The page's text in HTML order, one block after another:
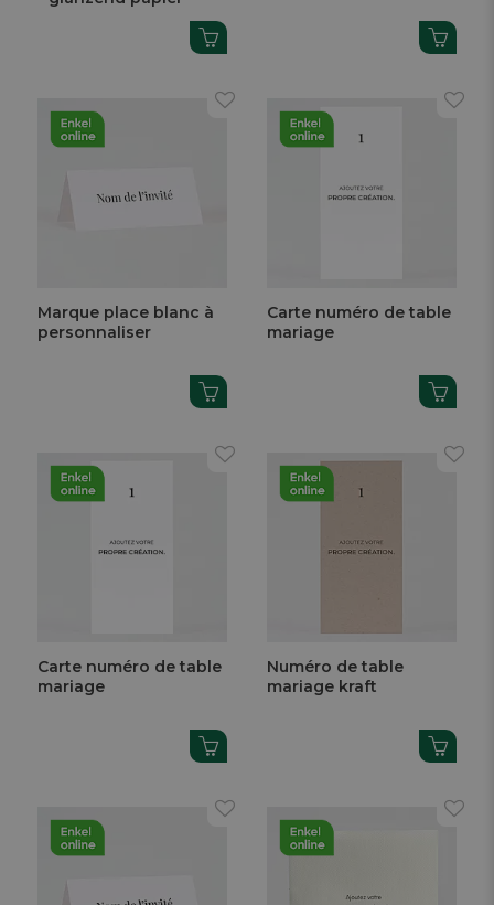
Marque place blanc à
personnaliser
Carte numéro de table
mariage
Carte numéro de table
mariage
Numéro de table
mariage kraft